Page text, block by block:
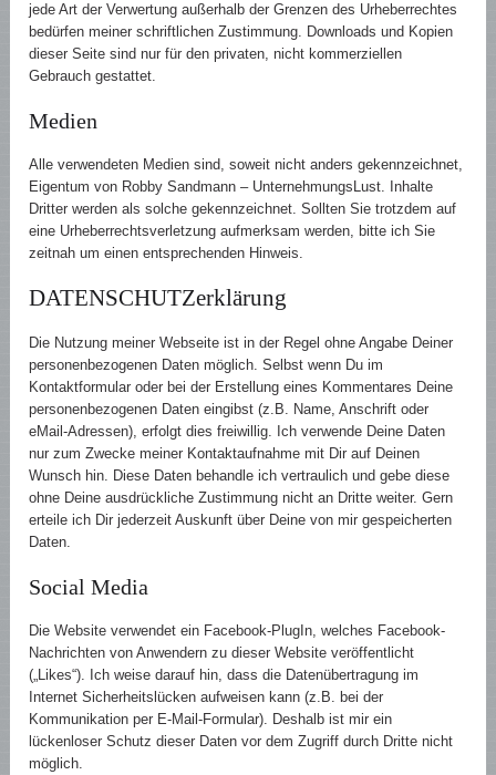
jede Art der Verwertung außerhalb der Grenzen des Urheberrechtes
bedürfen meiner schriftlichen Zustimmung. Downloads und Kopien
dieser Seite sind nur für den privaten, nicht kommerziellen
Gebrauch gestattet.
Medien
Alle verwendeten Medien sind, soweit nicht anders gekennzeichnet,
Eigentum von Robby Sandmann – UnternehmungsLust. Inhalte
Dritter werden als solche gekennzeichnet. Sollten Sie trotzdem auf
eine Urheberrechtsverletzung aufmerksam werden, bitte ich Sie
zeitnah um einen entsprechenden Hinweis.
DATENSCHUTZerklärung
Die Nutzung meiner Webseite ist in der Regel ohne Angabe Deiner
personenbezogenen Daten möglich. Selbst wenn Du im
Kontaktformular oder bei der Erstellung eines Kommentares Deine
personenbezogenen Daten eingibst (z.B. Name, Anschrift oder
eMail-Adressen), erfolgt dies freiwillig. Ich verwende Deine Daten
nur zum Zwecke meiner Kontaktaufnahme mit Dir auf Deinen
Wunsch hin. Diese Daten behandle ich vertraulich und gebe diese
ohne Deine ausdrückliche Zustimmung nicht an Dritte weiter. Gern
erteile ich Dir jederzeit Auskunft über Deine von mir gespeicherten
Daten.
Social Media
Die Website verwendet ein Facebook-PlugIn, welches Facebook-
Nachrichten von Anwendern zu dieser Website veröffentlicht
(„Likes“). Ich weise darauf hin, dass die Datenübertragung im
Internet Sicherheitslücken aufweisen kann (z.B. bei der
Kommunikation per E-Mail-Formular). Deshalb ist mir ein
lückenloser Schutz dieser Daten vor dem Zugriff durch Dritte nicht
möglich.